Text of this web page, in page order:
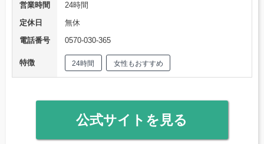
営業時間
24時間
定休日
無休
電話番号
0570-030-365
特徴 24時間 女性もおすすめ
公式サイトを見る